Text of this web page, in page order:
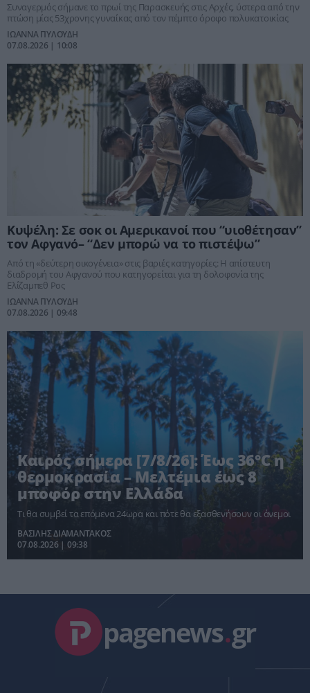
Συναγερμός σήμανε το πρωί της Παρασκευής στις Αρχές, ύστερα από την
πτώση μίας 53χρονης γυναίκας από τον πέμπτο όροφο πολυκατοικίας
ΙΩΑΝΝΑ ΠΥΛΟΥΔΗ
07.08.2026 | 10:08
Κυψέλη: Σε σοκ οι Αμερικανοί που “υιοθέτησαν”
τον Αφγανό– “Δεν μπορώ να το πιστέψω”
Από τη «δεύτερη οικογένεια» στις βαριές κατηγορίες: Η απίστευτη
διαδρομή του Αφγανού που κατηγορείται για τη δολοφονία της
Ελίζαμπεθ Ρος
ΙΩΑΝΝΑ ΠΥΛΟΥΔΗ
07.08.2026 | 09:48
Καιρός σήμερα [7/8/26]: Έως 36°C η
θερμοκρασία – Μελτέμια έως 8
μποφόρ στην Ελλάδα
Τι θα συμβεί τα επόμενα 24ωρα και πότε θα εξασθενήσουν οι άνεμοι
ΒΑΣΙΛΗΣ ΔΙΑΜΑΝΤΑΚΟΣ
07.08.2026 | 09:38
pagenews.gr